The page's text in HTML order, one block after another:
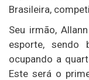
Brasileira,
Seu irmão,
esporte, sendo
ocupando a
Este será o